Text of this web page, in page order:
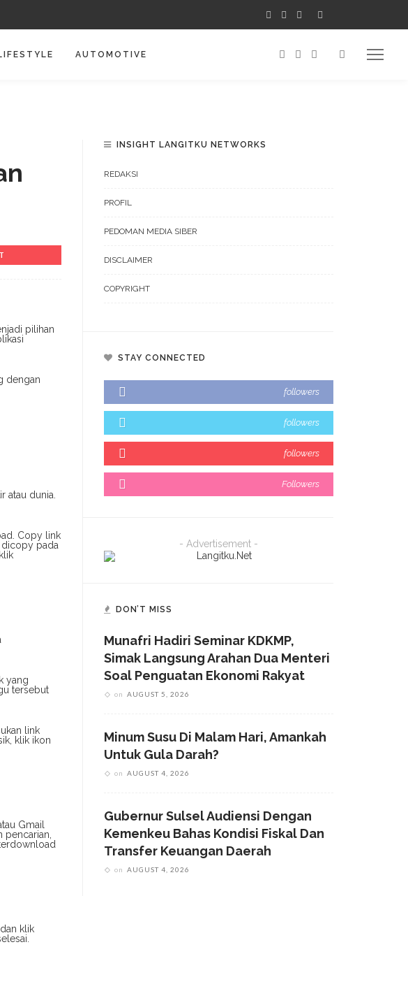
AUTOMOTIVE
pilihan
dengan
atau dunia.
Copy link
dicopy pada
yang
tersebut
link
klik ikon
Gmail
pencarian,
klik
INSIGHT LANGITKU NETWORKS
REDAKSI
PROFIL
PEDOMAN MEDIA SIBER
DISCLAIMER
COPYRIGHT
STAY CONNECTED
followers
followers
followers
Followers
- Advertisement -
DON’T MISS
Munafri Hadiri Seminar KDKMP,
Simak Langsung Arahan Dua Menteri
Soal Penguatan Ekonomi Rakyat
on AUGUST 5, 2026
Minum Susu Di Malam Hari, Amankah
Untuk Gula Darah?
on AUGUST 4, 2026
Gubernur Sulsel Audiensi Dengan
Kemenkeu Bahas Kondisi Fiskal Dan
Transfer Keuangan Daerah
on AUGUST 4, 2026